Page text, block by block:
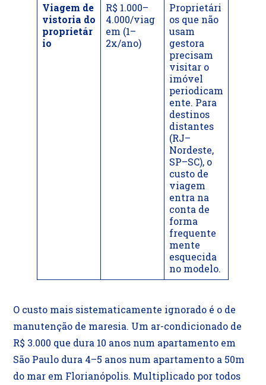
Viagem de
vistoria do
proprietár
io
R$ 1.000–
4.000/viag
em (1–
2x/ano)
Proprietári
os que não
usam
gestora
precisam
visitar o
imóvel
periodicam
ente. Para
destinos
distantes
(RJ–
Nordeste,
SP–SC), o
custo de
viagem
entra na
conta de
forma
frequente
mente
esquecida
no modelo.
O custo mais sistematicamente ignorado é o de
manutenção de maresia. Um ar-condicionado de
R$ 3.000 que dura 10 anos num apartamento em
São Paulo dura 4–5 anos num apartamento a 50m
do mar em Florianópolis. Multiplicado por todos